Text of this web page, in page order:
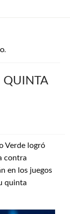
QUINTA
Verde logró
contra
en los juegos
quinta